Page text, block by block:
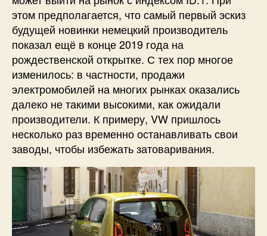
этом предполагается, что самый первый эскиз
будущей новинки немецкий производитель
показал ещё в конце 2019 года на
рождественской открытке. С тех пор многое
изменилось: в частности, продажи
электромобилей на многих рынках оказались
далеко не такими высокими, как ожидали
производители. К примеру, VW пришлось
несколько раз временно останавливать свои
заводы, чтобы избежать затоваривания.